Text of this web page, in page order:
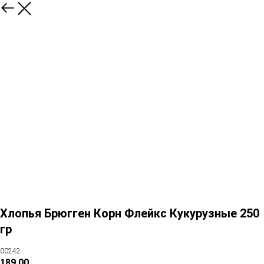
Хлопья Брюгген Корн Флейкс Кукурузные 250
гр
00242